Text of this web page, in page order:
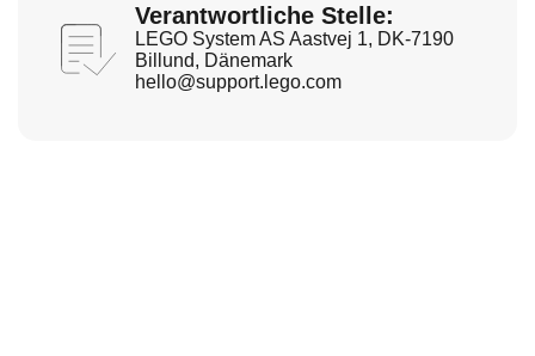
Verantwortliche Stelle:
LEGO System AS Aastvej 1, DK-7190
Billund, Dänemark
hello@support.lego.com